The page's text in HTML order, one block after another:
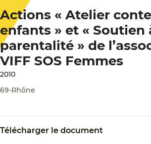
Actions « Atelier
enfants » et « Soutien
parentalité » de
VIFF SOS Femmes
2010
69-Rhône
Télécharger le document